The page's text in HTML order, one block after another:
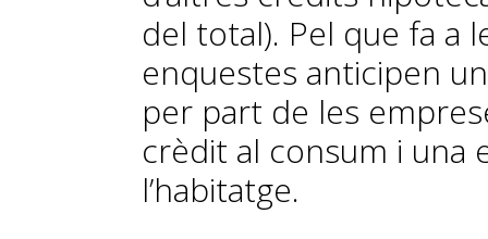
del total). Pel que fa a
enquestes anticipen
per part de les
crèdit al consum i una
l’habitatge.